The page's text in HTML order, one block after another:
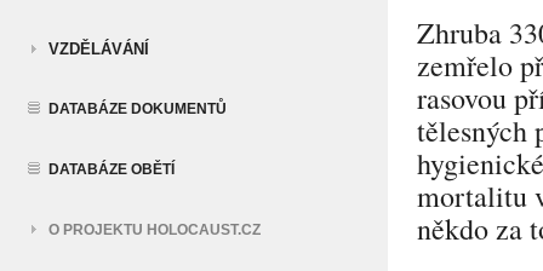
VZDĚLÁVÁNÍ
DATABÁZE DOKUMENTŮ
DATABÁZE OBĚTÍ
O PROJEKTU HOLOCAUST.CZ
Zhruba
zemřelo
rasovou
tělesných
mortalitu
někdo za